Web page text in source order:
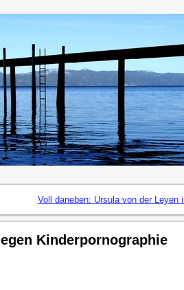
Voll daneben: Ursula von der Leyen
Kinderpornographie